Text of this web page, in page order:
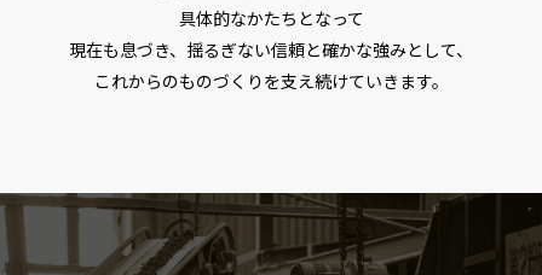
具体的なかたちとなって
現在も息づき、揺るぎない信頼と確かな強みとして、
これからのものづくりを支え続けていきます。